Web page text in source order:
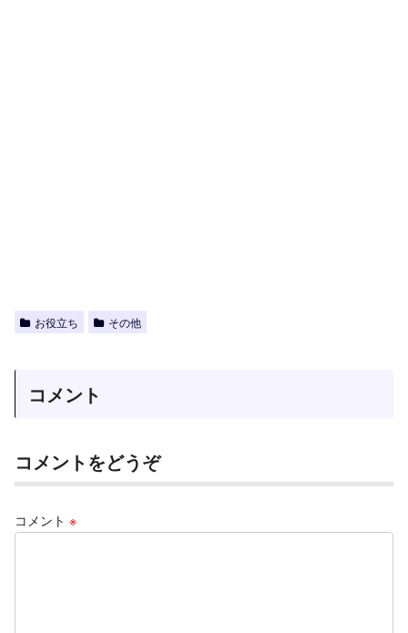
お役立ち その他
コメント
コメントをどうぞ
コメント ※